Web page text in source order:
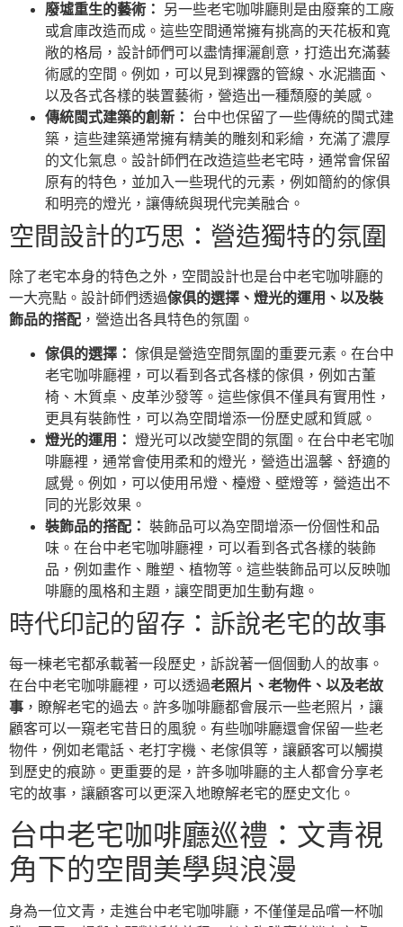
廢墟重生的藝術：
另一些老宅咖啡廳則是由廢棄的工廠
或倉庫改造而成。這些空間通常擁有挑高的天花板和寬
敞的格局，設計師們可以盡情揮灑創意，打造出充滿藝
術感的空間。例如，可以見到裸露的管線、水泥牆面、
以及各式各樣的裝置藝術，營造出一種頹廢的美感。
傳統閩式建築的創新：
台中也保留了一些傳統的閩式建
築，這些建築通常擁有精美的雕刻和彩繪，充滿了濃厚
的文化氣息。設計師們在改造這些老宅時，通常會保留
原有的特色，並加入一些現代的元素，例如簡約的傢俱
和明亮的燈光，讓傳統與現代完美融合。
空間設計的巧思：營造獨特的氛圍
除了老宅本身的特色之外，空間設計也是台中老宅咖啡廳的
一大亮點。設計師們透過傢俱的選擇、燈光的運用、以及裝
飾品的搭配 ，營造出各具特色的氛圍。
傢俱的選擇： 傢俱是營造空間氛圍的重要元素。在台中
老宅咖啡廳裡，可以看到各式各樣的傢俱，例如古董
椅、木質桌、皮革沙發等。這些傢俱不僅具有實用性，
更具有裝飾性，可以為空間增添一份歷史感和質感。
燈光的運用： 燈光可以改變空間的氛圍。在台中老宅咖
啡廳裡，通常會使用柔和的燈光，營造出溫馨、舒適的
感覺。例如，可以使用吊燈、檯燈、壁燈等，營造出不
同的光影效果。
裝飾品的搭配： 裝飾品可以為空間增添一份個性和品
味。在台中老宅咖啡廳裡，可以看到各式各樣的裝飾
品，例如畫作、雕塑、植物等。這些裝飾品可以反映咖
啡廳的風格和主題，讓空間更加生動有趣。
時代印記的留存：訴說老宅的故事
每一棟老宅都承載著一段歷史，訴說著一個個動人的故事。
在台中老宅咖啡廳裡，可以透過老照片、老物件、以及老故
事 ，瞭解老宅的過去。許多咖啡廳都會展示一些老照片，讓
顧客可以一窺老宅昔日的風貌。有些咖啡廳還會保留一些老
物件，例如老電話、老打字機、老傢俱等，讓顧客可以觸摸
到歷史的痕跡。更重要的是，許多咖啡廳的主人都會分享老
宅的故事，讓顧客可以更深入地瞭解老宅的歷史文化。
台中老宅咖啡廳巡禮：文青視
角下的空間美學與浪漫
身為一位文青，走進台中老宅咖啡廳，不僅僅是品嚐一杯咖